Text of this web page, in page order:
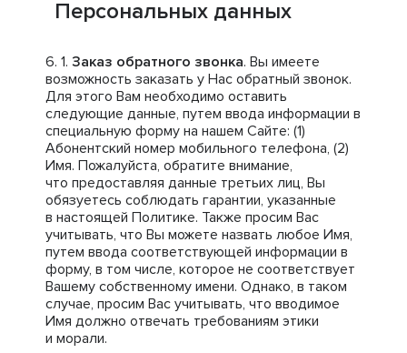
Персональных данных
Заказ обратного звонка. Вы имеете
возможность заказать у Нас обратный звонок.
Для этого Вам необходимо оставить
следующие данные, путем ввода информации в
специальную форму на нашем Сайте: (1)
Абонентский номер мобильного телефона, (2)
Имя. Пожалуйста, обратите внимание,
что предоставляя данные третьих лиц, Вы
обязуетесь соблюдать гарантии, указанные
в настоящей Политике. Также просим Вас
учитывать, что Вы можете назвать любое Имя,
путем ввода соответствующей информации в
форму, в том числе, которое не соответствует
Вашему собственному имени. Однако, в таком
случае, просим Вас учитывать, что вводимое
Имя должно отвечать требованиям этики
и морали.